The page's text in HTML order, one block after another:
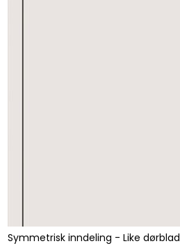
Symmetrisk inndeling - Like dørblad